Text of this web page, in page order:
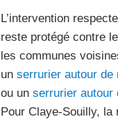
L’intervention
reste protégé contre
les communes
un serrurier autour de
ou un serrurier autour
Pour Claye-Souilly,